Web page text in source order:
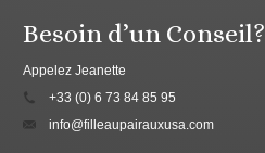
Besoin d’un Conseil?
Appelez Jeanette
+33 (0) 6 73 84 85 95
info@filleaupairauxusa.com